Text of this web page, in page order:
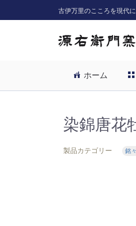
古伊万里のこころを現代
ホーム
染錦唐花
製品カテゴリー 銘